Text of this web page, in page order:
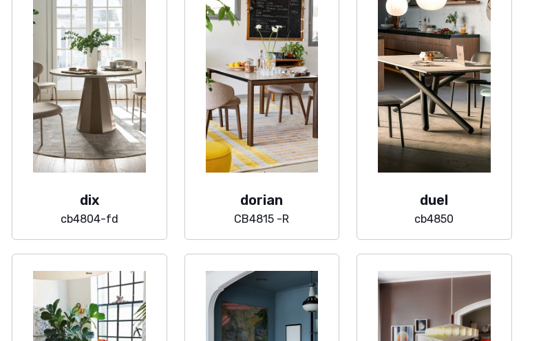
dix
cb4804-fd
dorian
CB4815 -R
duel
cb4850